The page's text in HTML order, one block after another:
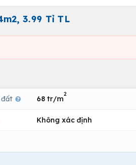
3.99 Tỉ TL
68 tr/m
2
Không xác định